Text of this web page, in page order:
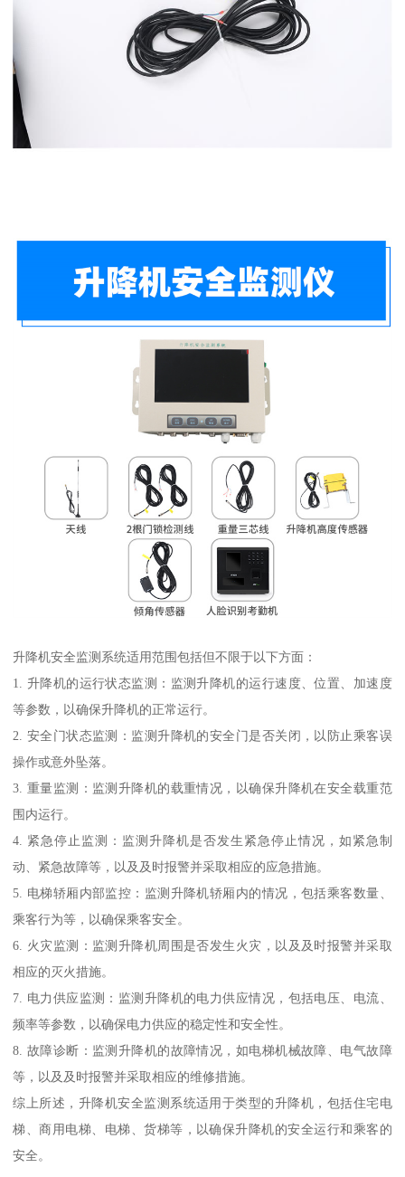
升降机安全监测系统适用范围包括但不限于以下方面：
1. 升降机的运行状态监测：监测升降机的运行速度、位置、加速度
等参数，以确保升降机的正常运行。
2. 安全门状态监测：监测升降机的安全门是否关闭，以防止乘客误
操作或意外坠落。
3. 重量监测：监测升降机的载重情况，以确保升降机在安全载重范
围内运行。
4. 紧急停止监测：监测升降机是否发生紧急停止情况，如紧急制
动、紧急故障等，以及及时报警并采取相应的应急措施。
5. 电梯轿厢内部监控：监测升降机轿厢内的情况，包括乘客数量、
乘客行为等，以确保乘客安全。
6. 火灾监测：监测升降机周围是否发生火灾，以及及时报警并采取
相应的灭火措施。
7. 电力供应监测：监测升降机的电力供应情况，包括电压、电流、
频率等参数，以确保电力供应的稳定性和安全性。
8. 故障诊断：监测升降机的故障情况，如电梯机械故障、电气故障
等，以及及时报警并采取相应的维修措施。
综上所述，升降机安全监测系统适用于类型的升降机，包括住宅电
梯、商用电梯、电梯、货梯等，以确保升降机的安全运行和乘客的
安全。